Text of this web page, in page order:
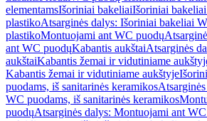
elementamsIšoriniai bakeliaiIšoriniai
plastikoAtsarginės dalys: Išoriniai bakeliai
plastikoMontuojami ant WC puodų
ant WC puodųKabantis aukštaiAtsarginės
aukštaiKabantis žemai ir vidutiniame
Kabantis žemai ir vidutiniame aukštyje
puodams, iš sanitarinės keramikos
WC puodams, iš sanitarinės keramikos
puodųAtsarginės dalys: Montuojami ant